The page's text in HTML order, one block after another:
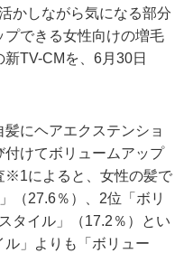
かしながら気になる部分
プできる女性向けの増毛
TV-CMを、6月30日
髪にヘアエクステンショ
付けてボリュームアップ
※1によると、女性の髪で
（27.6％）、2位「ボリ
タイル」（17.2％）とい
ル」よりも「ボリュー